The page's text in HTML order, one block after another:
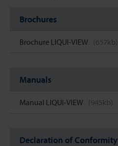
Brochures
Brochure LIQUI-VIEW (657kb)
Manuals
Manual LIQUI-VIEW (945kb)
Declaration of Conformity